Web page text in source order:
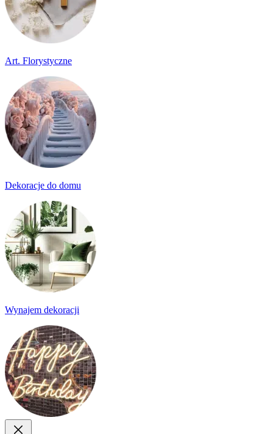
Art. Florystyczne
Dekoracje do domu
Wynajem dekoracji